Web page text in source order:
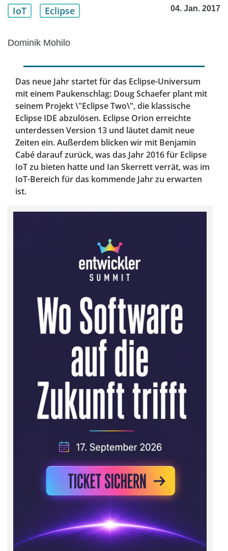
IoT Eclipse 04. Jan. 2017
Dominik Mohilo
Das neue Jahr startet für das Eclipse-Universum
mit einem Paukenschlag: Doug Schaefer plant mit
seinem Projekt \"Eclipse Two\", die klassische
Eclipse IDE abzulösen. Eclipse Orion erreichte
unterdessen Version 13 und läutet damit neue
Zeiten ein. Außerdem blicken wir mit Benjamin
Cabé darauf zurück, was das Jahr 2016 für Eclipse
IoT zu bieten hatte und Ian Skerrett verrät, was im
IoT-Bereich für das kommende Jahr zu erwarten
ist.